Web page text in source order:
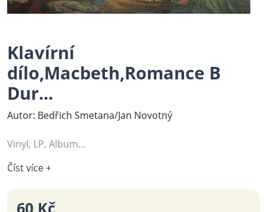
Klavírní
dílo,Macbeth,Romance B
Dur...
Autor: Bedřich Smetana/Jan Novotný
Vinyl, LP, Album...
Číst více +
60 Kč